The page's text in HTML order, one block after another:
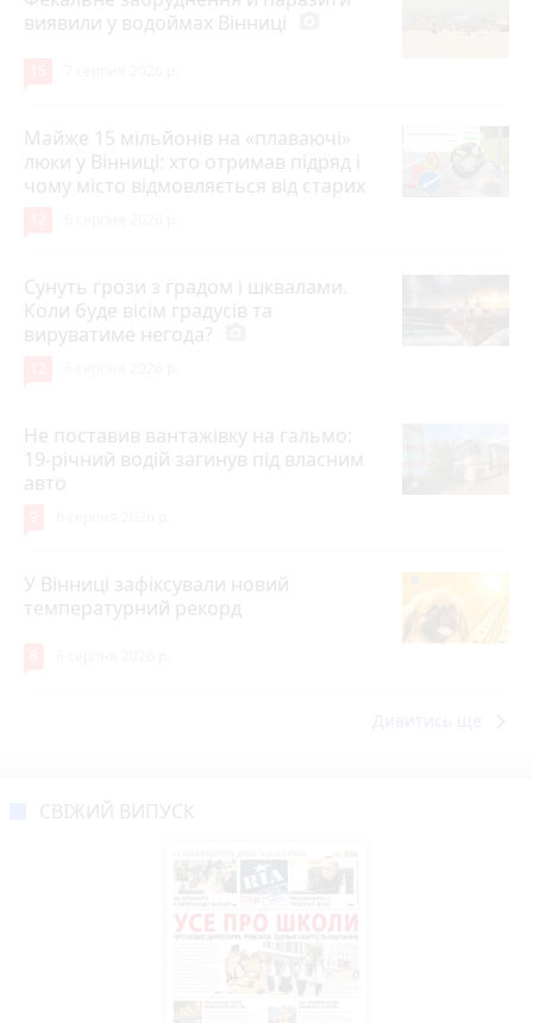
виявили у водоймах Вінниці
Майже 15 мільйонів на «плаваючі»
люки у Вінниці: хто отримав підряд і
чому місто відмовляється від старих
Сунуть грози з градом і шквалами.
Коли буде вісім градусів та
вируватиме негода?
Не поставив вантажівку на гальмо:
19-річний водій загинув під власним
авто
У Вінниці зафіксували новий
температурний рекорд